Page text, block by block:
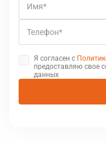
Имя
Телефон
Я согласен с
предоставляю свое
данных